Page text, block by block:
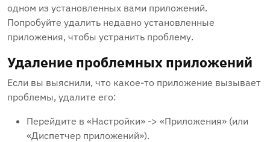
одном из установленных вами приложений.
Попробуйте удалить недавно установленные
приложения, чтобы устранить проблему.
Удаление проблемных приложений
Если вы выяснили, что какое-то приложение вызывает
проблемы, удалите его:
Перейдите в «Настройки» -> «Приложения» (или
«Диспетчер приложений»).